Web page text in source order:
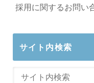
採用に関するお問い
サイト内検索